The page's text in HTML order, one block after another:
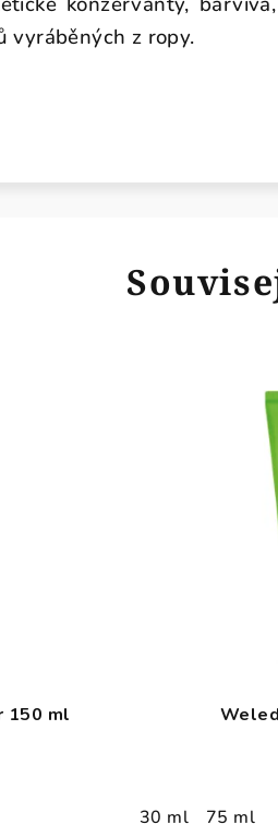
vyráběných z ropy.
150 ml
30 ml
75 ml